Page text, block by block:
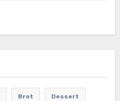
Brot Dessert